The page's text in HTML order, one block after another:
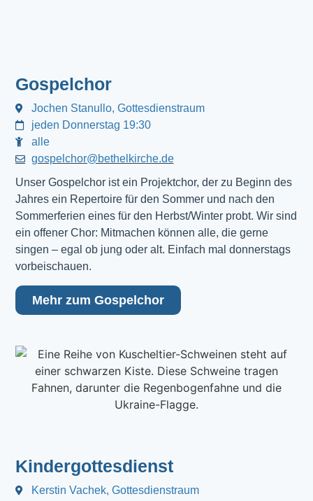
Gospelchor
Jochen Stanullo, Gottesdienstraum
jeden Donnerstag 19:30
alle
gospelchor@bethelkirche.de
Unser Gospelchor ist ein Projektchor, der zu Beginn des
Jahres ein Repertoire für den Sommer und nach den
Sommerferien eines für den Herbst/Winter probt. Wir sind
ein offener Chor: Mitmachen können alle, die gerne
singen – egal ob jung oder alt. Einfach mal donnerstags
vorbeischauen.
Mehr zum Gospelchor
Kindergottesdienst
Kerstin Vachek, Gottesdienstraum